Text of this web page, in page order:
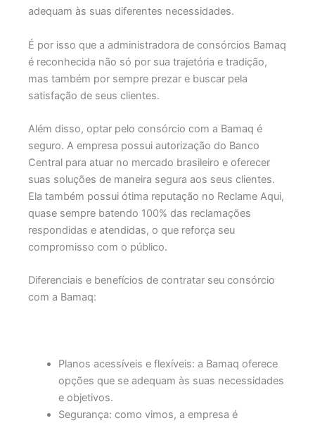
adequam às suas diferentes necessidades.
É por isso que a administradora de consórcios Bamaq
é reconhecida não só por sua trajetória e tradição,
mas também por sempre prezar e buscar pela
satisfação de seus clientes.
Além disso, optar pelo consórcio com a Bamaq é
seguro. A empresa possui autorização do Banco
Central para atuar no mercado brasileiro e oferecer
suas soluções de maneira segura aos seus clientes.
Ela também possui ótima reputação no Reclame Aqui,
quase sempre batendo 100% das reclamações
respondidas e atendidas, o que reforça seu
compromisso com o público.
Diferenciais e benefícios de contratar seu consórcio
com a Bamaq:
Planos acessíveis e flexíveis: a Bamaq oferece
opções que se adequam às suas necessidades
e objetivos.
Segurança: como vimos, a empresa é